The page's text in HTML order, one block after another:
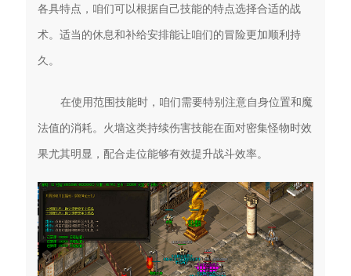
各具特点，咱们可以根据自己技能的特点选择合适的战
术。适当的休息和补给安排能让咱们的冒险更加顺利持
久。
在使用范围技能时，咱们需要特别注意自身位置和魔
法值的消耗。火墙这类持续伤害技能在面对密集怪物时效
果尤其明显，配合走位能够有效提升战斗效率。